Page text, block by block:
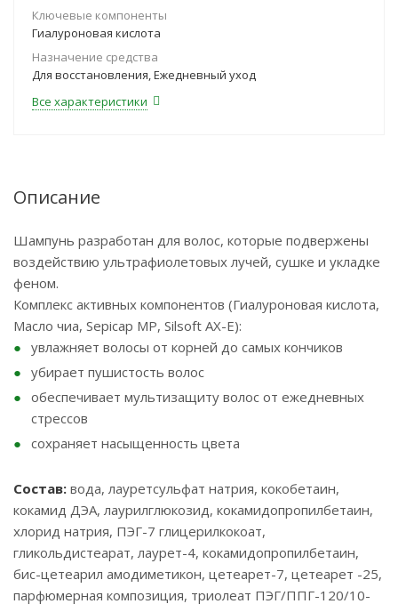
Ключевые компоненты
Гиалуроновая кислота
Назначение средства
Для восстановления, Ежедневный уход
Все характеристики
Описание
Шампунь разработан для волос, которые подвержены
воздействию ультрафиолетовых лучей, сушке и укладке
феном.
Комплекс активных компонентов (Гиалуроновая кислота,
Масло чиа, Sepicap MP, Silsoft AX-Е):
увлажняет волосы от корней до самых кончиков
убирает пушистость волос
обеспечивает мультизащиту волос от ежедневных
стрессов
сохраняет насыщенность цвета
Состав: вода, лауретсульфат натрия, кокобетаин,
кокамид ДЭА, лаурилглюкозид, кокамидопропилбетаин,
хлорид натрия, ПЭГ-7 глицерилкокоат,
гликольдистеарат, лаурет-4, кокамидопропилбетаин,
бис-цетеарил амодиметикон, цетеарет-7, цетеарет -25,
парфюмерная композиция, триолеат ПЭГ/ППГ-120/10-